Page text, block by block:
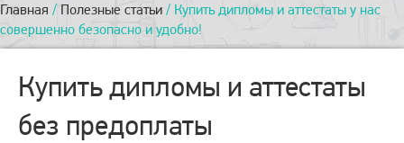
Главная / Полезные статьи / Купить дипломы и аттестаты у нас
совершенно безопасно и удобно!
Купить дипломы и аттестаты
без предоплаты